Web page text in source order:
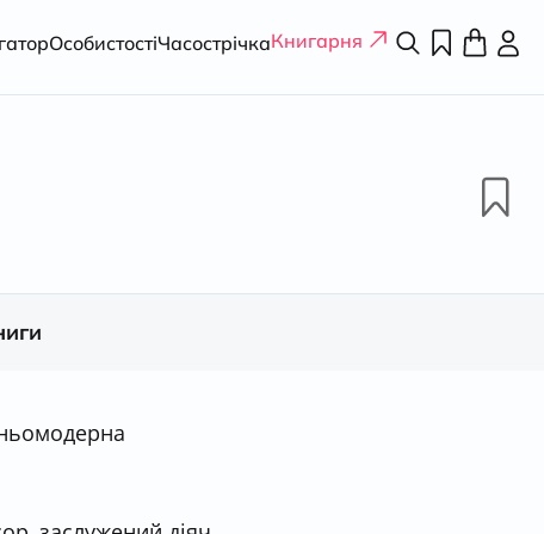
ОсобистостіЧасострічкаКнигарня